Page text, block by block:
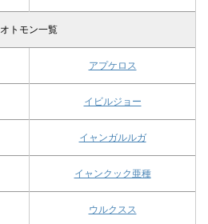
オトモン一覧
アプケロス
イビルジョー
イャンガルルガ
イャンクック亜種
ウルクスス